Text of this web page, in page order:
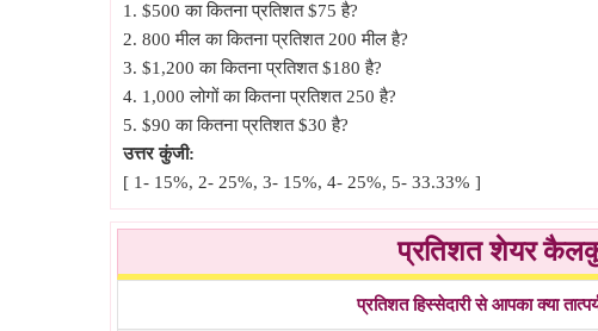
1. $500 का कितना प्रतिशत $75 है?
2. 800 मील का कितना प्रतिशत 200 मील है?
3. $1,200 का कितना प्रतिशत $180 है?
4. 1,000 लोगों का कितना प्रतिशत 250 है?
5. $90 का कितना प्रतिशत $30 है?
उत्तर कुंजी:
[ 1- 15%, 2- 25%, 3- 15%, 4- 25%, 5- 33.33% ]
प्रतिशत शेयर
प्रतिशत हिस्सेदारी से आपका क्या